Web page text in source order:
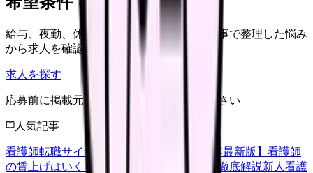
給与、夜勤、休み、ブランクなど、この記事で整理した悩み
から求人を確認できます。
求人を探す
応募前に掲載元の最新情報を確認してください
人気記事
看護師転職サイトランキングTOP5【2026年最新版】 看護師
の賃上げはいくら？2026年度の最新情報を徹底解説新人看護